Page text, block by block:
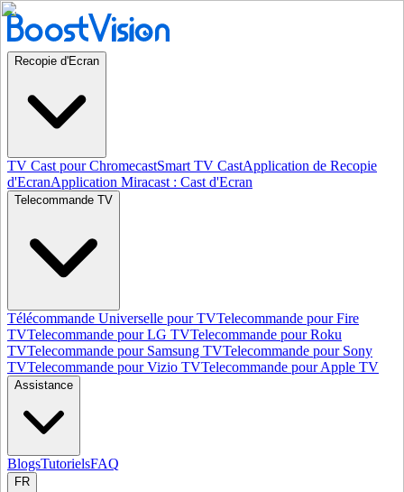
Recopie d'Ecran
TV Cast pour ChromecastSmart TV CastApplication de Recopie
d'EcranApplication Miracast : Cast d'Ecran
Telecommande TV
Télécommande Universelle pour TVTelecommande pour Fire
TVTelecommande pour LG TVTelecommande pour Roku
TVTelecommande pour Samsung TVTelecommande pour Sony
TVTelecommande pour Vizio TVTelecommande pour Apple TV
Assistance
BlogsTutorielsFAQ
FR